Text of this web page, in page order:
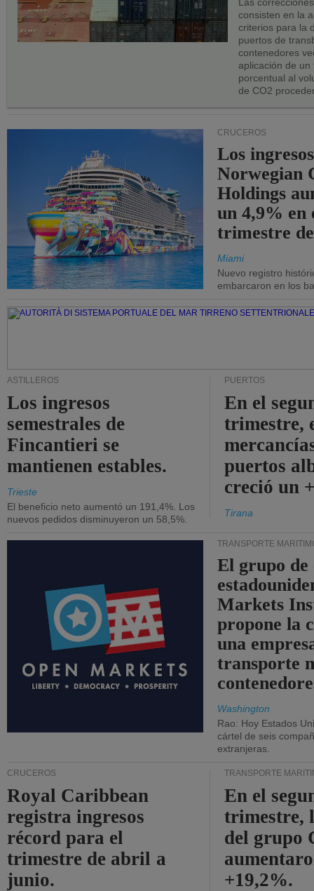
consisten en la
criterios para la
puertos de
contenedores
aplicación de
porcentual al
de CO2
CRUCEROS
Los
Norwegian
Holdings
un 4,9% en
trimestre
Miami
Nuevo registro
embarcaron en los
ASTILLEROS
Los ingresos
semestrales de
Fincantieri se
mantienen estables.
Trieste
El beneficio neto aumentó un 191,4%. Los
nuevos pedidos disminuyeron un 58,5%.
PUERTOS
En el
trimestre,
puertos
creció un
Tirana
TRANSPORTE
El grupo de
Markets
propone la
una
transporte
Washington
Rao: Hoy Estados
cártel de seis
extranjeras.
CRUCEROS
Royal Caribbean
registra ingresos
récord para el
trimestre de abril a
junio.
TRANSPORTE
En el
trimestre,
del grupo
+19,2%.